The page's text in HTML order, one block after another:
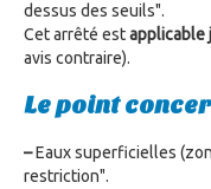
dessus des seuils".
Cet arrêté estapplicable
avis contraire).
Le point
–Eaux superficielles
restriction".